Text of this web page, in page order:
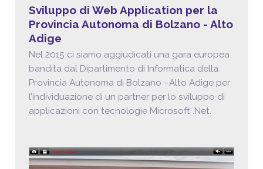
Sviluppo di Web Application per la
Provincia Autonoma di Bolzano - Alto
Adige
Nel 2015 ci siamo aggiudicati una gara europea
bandita dal Dipartimento di Informatica della
Provincia Autonoma di Bolzano –Alto Adige per
l’individuazione di un partner per lo sviluppo di
applicazioni con tecnologie Microsoft .Net.